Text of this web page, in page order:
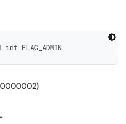
FLAG_ADMIN